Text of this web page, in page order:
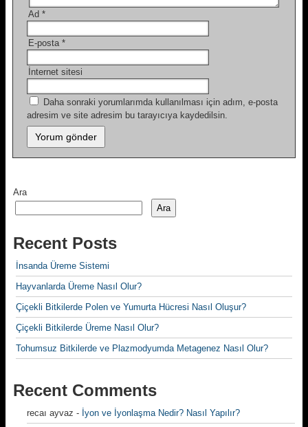
Ad *
E-posta *
İnternet sitesi
Daha sonraki yorumlarımda kullanılması için adım, e-posta
adresim ve site adresim bu tarayıcıya kaydedilsin.
Ara
Ara
Recent Posts
İnsanda Üreme Sistemi
Hayvanlarda Üreme Nasıl Olur?
Çiçekli Bitkilerde Polen ve Yumurta Hücresi Nasıl Oluşur?
Çiçekli Bitkilerde Üreme Nasıl Olur?
Tohumsuz Bitkilerde ve Plazmodyumda Metagenez Nasıl Olur?
Recent Comments
recaı ayvaz - İyon ve İyonlaşma Nedir? Nasıl Yapılır?